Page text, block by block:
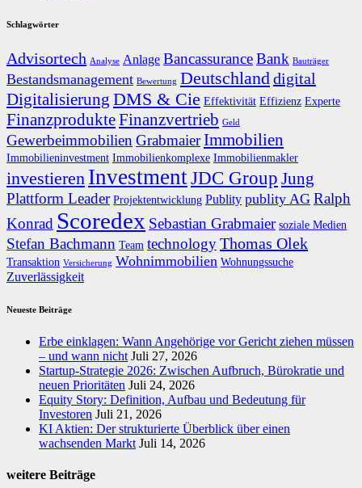
Schlagwörter
Advisortech Analyse Anlage BancassuranceBank Bauträger
Bestandsmanagement Bewertung Deutschlanddigital
Digitalisierung DMS & Cie Effektivität Effizienz Experte
FinanzprodukteFinanzvertrieb Geld
Gewerbeimmobilien GrabmaierImmobilien
Immobilieninvestment Immobilienkomplexe Immobilienmakler
investieren InvestmentJDC Group Jung
Plattform Leader Projektentwicklung Publity publity AG Ralph
Konrad Scoredex Sebastian Grabmaier soziale Medien
Stefan Bachmann Team technologyThomas Olek
Transaktion Versicherung Wohnimmobilien Wohnungssuche
Zuverlässigkeit
Neueste Beiträge
Erbe einklagen: Wann Angehörige vor Gericht ziehen müssen
– und wann nicht Juli 27, 2026
Startup-Strategie 2026: Zwischen Aufbruch, Bürokratie und
neuen Prioritäten Juli 24, 2026
Equity Story: Definition, Aufbau und Bedeutung für
Investoren Juli 21, 2026
KI Aktien: Der strukturierte Überblick über einen
wachsenden Markt Juli 14, 2026
weitere Beiträge